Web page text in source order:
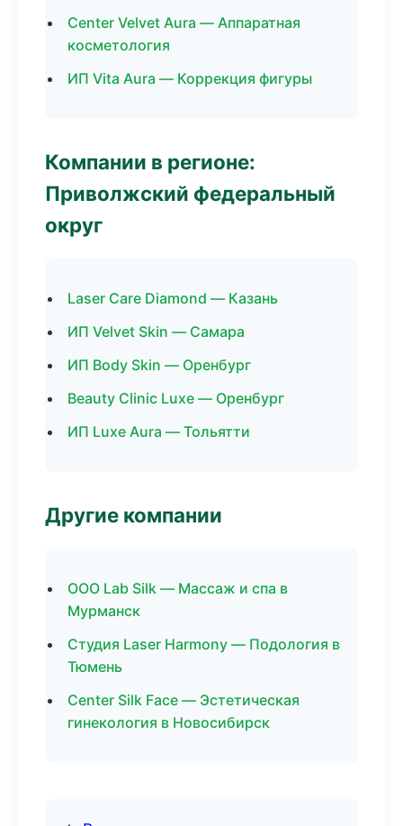
Center Velvet Aura — Аппаратная
косметология
ИП Vita Aura — Коррекция фигуры
Компании в регионе:
Приволжский федеральный
округ
Laser Care Diamond — Казань
ИП Velvet Skin — Самара
ИП Body Skin — Оренбург
Beauty Clinic Luxe — Оренбург
ИП Luxe Aura — Тольятти
Другие компании
ООО Lab Silk — Массаж и спа в
Мурманск
Студия Laser Harmony — Подология в
Тюмень
Center Silk Face — Эстетическая
гинекология в Новосибирск